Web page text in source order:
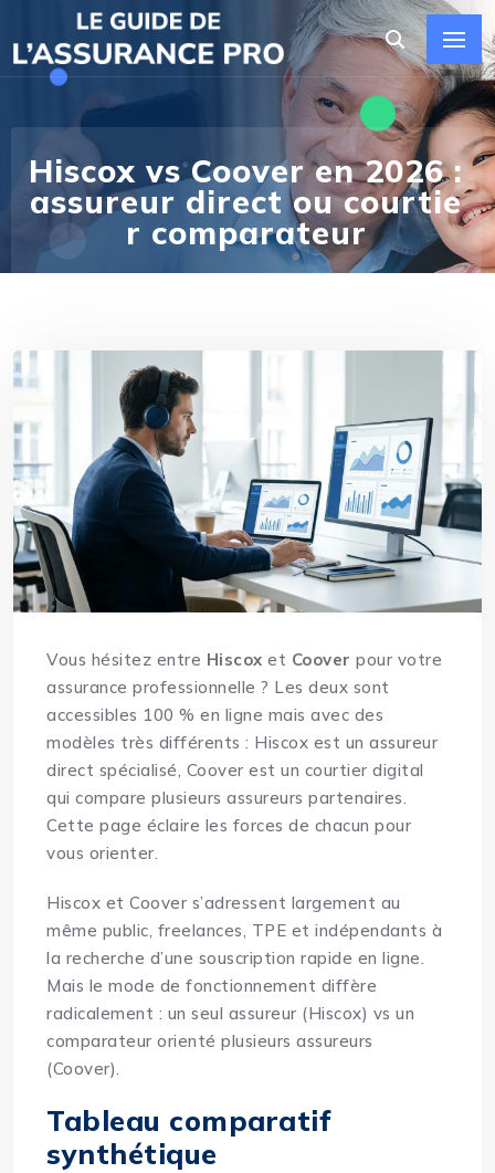
Hiscox vs Coover en 2026 :
assureur direct ou courtie
r comparateur
Vous hésitez entre Hiscox et Coover pour votre
assurance professionnelle ? Les deux sont
accessibles 100 % en ligne mais avec des
modèles très différents : Hiscox est un assureur
direct spécialisé, Coover est un courtier digital
qui compare plusieurs assureurs partenaires.
Cette page éclaire les forces de chacun pour
vous orienter.
Hiscox et Coover s’adressent largement au
même public, freelances, TPE et indépendants à
la recherche d’une souscription rapide en ligne.
Mais le mode de fonctionnement diffère
radicalement : un seul assureur (Hiscox) vs un
comparateur orienté plusieurs assureurs
(Coover).
Tableau comparatif
synthétique